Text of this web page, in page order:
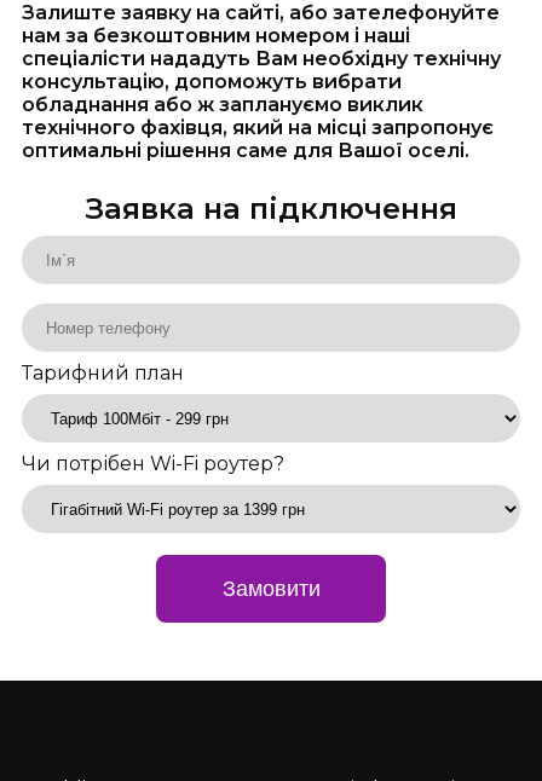
Залиште заявку на сайті, або зателефонуйте
нам за безкоштовним номером і наші
спеціалісти нададуть Вам необхідну технічну
консультацію, допоможуть вибрати
обладнання або ж заплануємо виклик
технічного фахівця, який на місці запропонує
оптимальні рішення саме для Вашої оселі.
Заявка на підключення
Тарифний план
Чи потрібен Wi-Fi роутер?
Замовити